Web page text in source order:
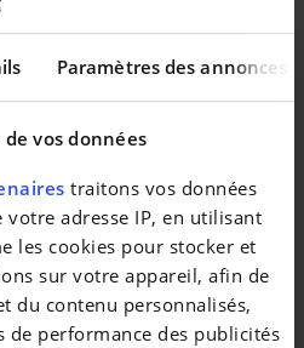
Paramètres des annonces
vos données
traitons vos données
votre adresse IP, en utilisant
les cookies pour stocker et
sur votre appareil, afin de
du contenu personnalisés,
de performance des publicités
Kardon
Shadow Line
anthrazit